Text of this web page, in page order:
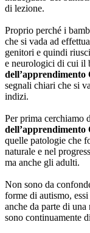
di lezione.
Proprio perché i
che si vada ad
genitori e quindi
e neurologici di cui il
dell’apprendimento
segnali chiari che si
indizi.
Per prima cerchiamo
dell’apprendimento
quelle patologie che
naturale e nel
ma anche gli adulti.
Non sono da
forme di autismo,
anche da parte di
sono continuamente